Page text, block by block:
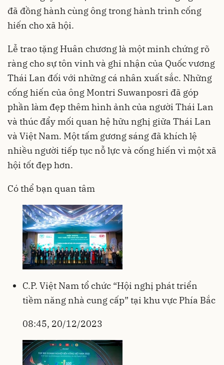
đã đồng hành cùng ông trong hành trình cống
hiến cho xã hội.
Lễ trao tặng Huân chương là một minh chứng rõ
ràng cho sự tôn vinh và ghi nhận của Quốc vương
Thái Lan đối với những cá nhân xuất sắc. Những
cống hiến của ông Montri Suwanposri đã góp
phần làm đẹp thêm hình ảnh của người Thái Lan
và thúc đẩy mối quan hệ hữu nghị giữa Thái Lan
và Việt Nam. Một tấm gương sáng đã khích lệ
nhiều người tiếp tục nỗ lực và cống hiến vì một xã
hội tốt đẹp hơn.
Có thể bạn quan tâm
C.P. Việt Nam tổ chức “Hội nghị phát triển
tiềm năng nhà cung cấp” tại khu vực Phía Bắc
08:45, 20/12/2023